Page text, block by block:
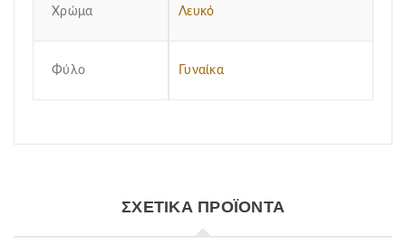
Χρώμα Λευκό
Φύλο Γυναίκα
ΣΧΕΤΙΚΆ ΠΡΟΪΌΝΤΑ